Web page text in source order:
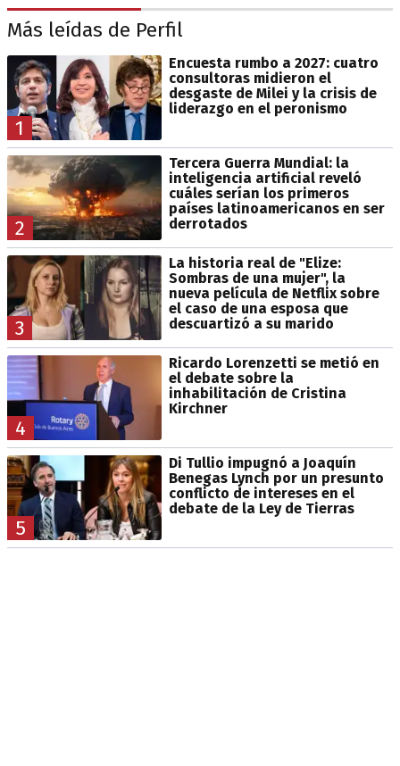
Más leídas de Perfil
1
Encuesta rumbo a 2027: cuatro
consultoras midieron el
desgaste de Milei y la crisis de
liderazgo en el peronismo
2
Tercera Guerra Mundial: la
inteligencia artificial reveló
cuáles serían los primeros
países latinoamericanos en ser
derrotados
3
La historia real de "Elize:
Sombras de una mujer", la
nueva película de Netflix sobre
el caso de una esposa que
descuartizó a su marido
4
Ricardo Lorenzetti se metió en
el debate sobre la
inhabilitación de Cristina
Kirchner
5
Di Tullio impugnó a Joaquín
Benegas Lynch por un presunto
conflicto de intereses en el
debate de la Ley de Tierras